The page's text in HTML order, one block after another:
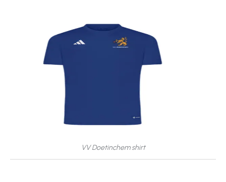
VV Doetinchem shirt